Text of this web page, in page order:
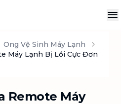
Ong Vệ Sinh Máy Lạnh
Máy Lạnh Bị Lỗi Cực Đơn
Remote Máy